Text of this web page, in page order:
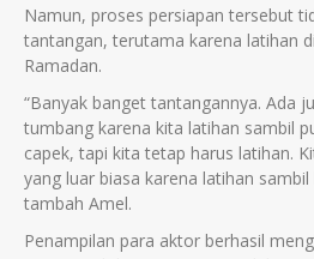
Namun, proses persiapan tersebut
tantangan, terutama karena latihan
Ramadan.
“Banyak banget tantangannya. Ada
tumbang karena kita latihan sambil
capek, tapi kita tetap harus latihan.
yang luar biasa karena latihan
tambah Amel.
Penampilan para aktor berhasil